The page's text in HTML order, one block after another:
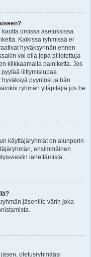
kautta omissa asetuksissa.
Kaikissa ryhmissä ei
hyväksynnän ennen
voi olla jopa piilotettuja
klikkaamalla painiketta. Jos
liittymislupaa
pyyntösi ja hän
ryhmän ylläpitäjiä jos he
käyttäjäryhmät on alunperin
ensimmäinen
lähettämistä.
jäsenille värin joka
oletusryhmääsi